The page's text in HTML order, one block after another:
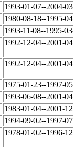
1993-01-07--2004-
1980-08-18--1995-
1993-11-08--1995-
1992-12-04--2001-
1992-12-04--2001-
1975-01-23--1997-
1993-06-08--2001-
1983-01-04--2001-
1994-09-02--1997-
1978-01-02--1996-